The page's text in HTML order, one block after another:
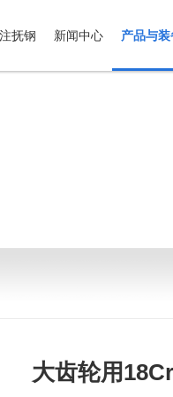
抚钢 新闻中心 产品与装
大齿轮用